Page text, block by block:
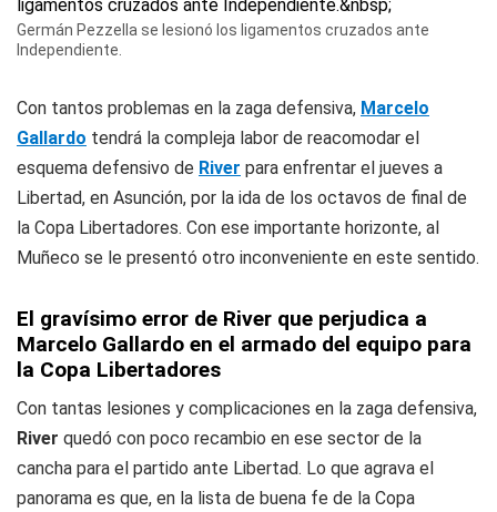
Germán Pezzella se lesionó los ligamentos cruzados ante
Independiente.
Con tantos problemas en la zaga defensiva, Marcelo
Gallardo tendrá la compleja labor de reacomodar el
esquema defensivo de River para enfrentar el jueves a
Libertad, en Asunción, por la ida de los octavos de final de
la Copa Libertadores. Con ese importante horizonte, al
Muñeco se le presentó otro inconveniente en este sentido.
El gravísimo error de River que perjudica a
Marcelo Gallardo en el armado del equipo para
la Copa Libertadores
Con tantas lesiones y complicaciones en la zaga defensiva,
River quedó con poco recambio en ese sector de la
cancha para el partido ante Libertad. Lo que agrava el
panorama es que, en la lista de buena fe de la Copa